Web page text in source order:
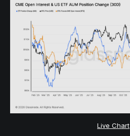
Live Chart